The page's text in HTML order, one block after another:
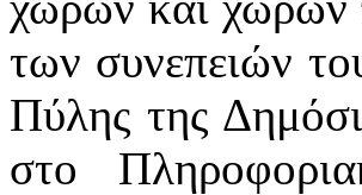
των συνεπειών
Πύλης της
στο